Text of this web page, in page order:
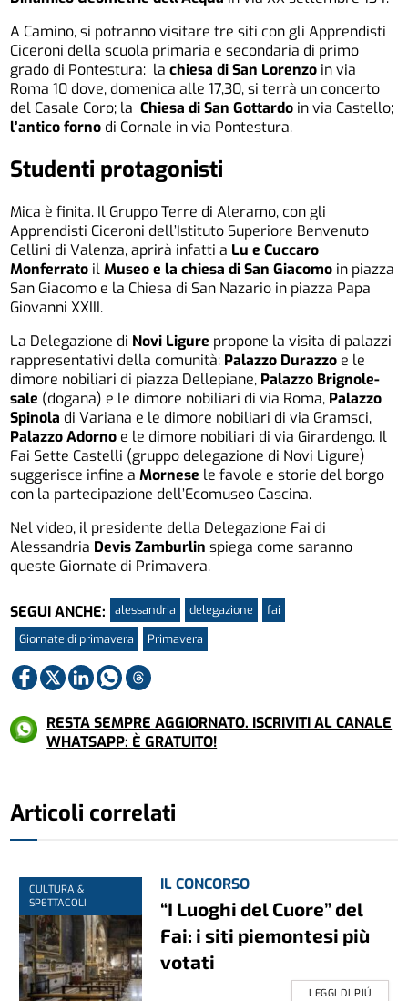
A Camino, si potranno visitare tre siti con gli Apprendisti
Ciceroni della scuola primaria e secondaria di primo
grado di Pontestura: lachiesa di San Lorenzo in via
Roma 10 dove, domenica alle 17,30, si terrà un concerto
del Casale Coro; laChiesa di San Gottardo in via Castello;
l’antico forno di Cornale in via Pontestura.
Studenti protagonisti
Mica è finita. Il Gruppo Terre di Aleramo, con gli
Apprendisti Ciceroni dell’Istituto Superiore Benvenuto
Cellini di Valenza, aprirà infatti a Lu e Cuccaro
Monferrato ilMuseo e la chiesa di San Giacomo in piazza
San Giacomo e la Chiesa di San Nazario in piazza Papa
Giovanni XXIII.
La Delegazione di Novi Ligure propone la visita di palazzi
rappresentativi della comunità: Palazzo Durazzo e le
dimore nobiliari di piazza Dellepiane, Palazzo Brignole-
sale (dogana) e le dimore nobiliari di via Roma, Palazzo
Spinola di Variana e le dimore nobiliari di via Gramsci,
Palazzo Adorno e le dimore nobiliari di via Girardengo. Il
Fai Sette Castelli (gruppo delegazione di Novi Ligure)
suggerisce infine aMornese le favole e storie del borgo
con la partecipazione dell’Ecomuseo Cascina.
Nel video, il presidente della Delegazione Fai di
Alessandria Devis Zamburlin spiega come saranno
queste Giornate di Primavera.
SEGUI ANCHE: alessandria delegazione
fai
Giornate di primavera
Primavera
RESTA SEMPRE AGGIORNATO. ISCRIVITI AL CANALE
WHATSAPP: È GRATUITO!
Articoli correlati
CULTURA &
SPETTACOLI
IL CONCORSO
“I Luoghi del Cuore” del
Fai: i siti piemontesi più
votati
LEGGI DI PIÚ